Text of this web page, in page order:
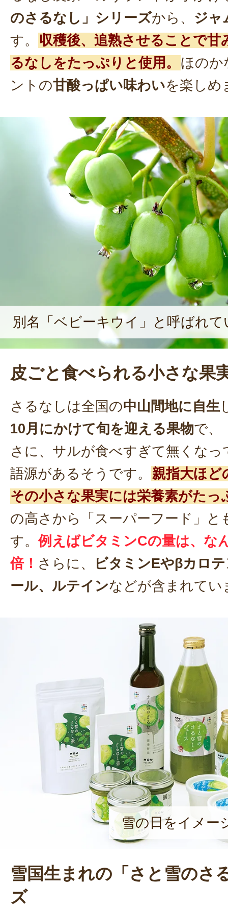
のさるなし」シリーズから、 ジャ
す。 収穫後、追熟させることで甘
るなしをたっぷりと使用。 ほのか
ントの甘酸っぱい味わいを楽しめ
別名「ベビーキウイ」と呼ばれて
皮ごと食べられる小さな果
さるなしは全国の中山間地に自生
10月にかけて旬を迎える果物で、
さに、サルが食べすぎて無くな
語源があるそうです。 親指大ほど
その小さな果実には栄養素がたっ
の高さから「スーパーフード」と
す。 例えばビタミンCの量は、な
倍！ さらに、
ビタミンEやβカロ
ール、ルテインなどが含まれてい
雪の日をイメー
雪国生まれの「さと雪のさ
ズ